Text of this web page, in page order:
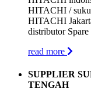
HITACHI /
HITACHI
distributor Spare
read more
SUPPLIER
TENGAH